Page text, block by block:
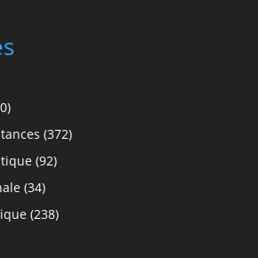
(372)
(92)
(34)
(238)